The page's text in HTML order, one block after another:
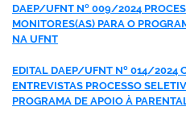
DAEP/UFNT Nº 009/2024
MONITORES(AS) PARA O
NA UFNT
EDITAL DAEP/UFNT Nº 014/2024
ENTREVISTAS PROCESSO
PROGRAMA DE APOIO À